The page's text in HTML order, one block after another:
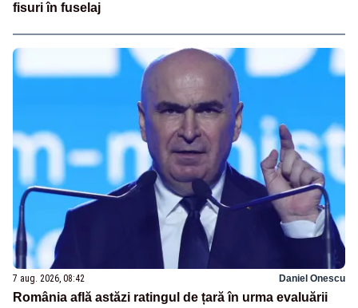
fisuri în fuselaj
7 aug. 2026, 08:42 Daniel Onescu
România află astăzi ratingul de țară în urma evaluării